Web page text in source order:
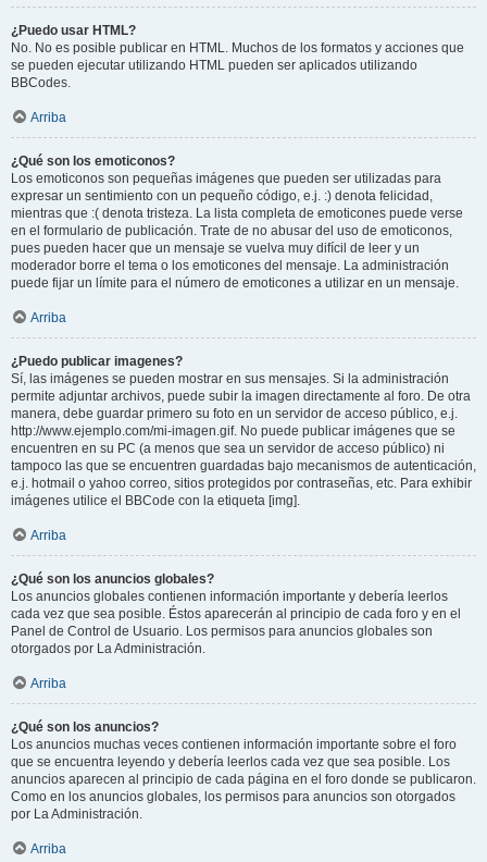
¿Puedo usar HTML?
No. No es posible publicar en HTML. Muchos de los formatos y acciones que
se pueden ejecutar utilizando HTML pueden ser aplicados utilizando
BBCodes.
Arriba
¿Qué son los emoticonos?
Los emoticonos son pequeñas imágenes que pueden ser utilizadas para
expresar un sentimiento con un pequeño código, e.j. :) denota felicidad,
mientras que :( denota tristeza. La lista completa de emoticones puede verse
en el formulario de publicación. Trate de no abusar del uso de emoticonos,
pues pueden hacer que un mensaje se vuelva muy difícil de leer y un
moderador borre el tema o los emoticones del mensaje. La administración
puede fijar un límite para el número de emoticones a utilizar en un mensaje.
Arriba
¿Puedo publicar imagenes?
Sí, las imágenes se pueden mostrar en sus mensajes. Si la administración
permite adjuntar archivos, puede subir la imagen directamente al foro. De otra
manera, debe guardar primero su foto en un servidor de acceso público, e.j.
http://www.ejemplo.com/mi-imagen.gif. No puede publicar imágenes que se
encuentren en su PC (a menos que sea un servidor de acceso público) ni
tampoco las que se encuentren guardadas bajo mecanismos de autenticación,
e.j. hotmail o yahoo correo, sitios protegidos por contraseñas, etc. Para exhibir
imágenes utilice el BBCode con la etiqueta [img].
Arriba
¿Qué son los anuncios globales?
Los anuncios globales contienen información importante y debería leerlos
cada vez que sea posible. Éstos aparecerán al principio de cada foro y en el
Panel de Control de Usuario. Los permisos para anuncios globales son
otorgados por La Administración.
Arriba
¿Qué son los anuncios?
Los anuncios muchas veces contienen información importante sobre el foro
que se encuentra leyendo y debería leerlos cada vez que sea posible. Los
anuncios aparecen al principio de cada página en el foro donde se publicaron.
Como en los anuncios globales, los permisos para anuncios son otorgados
por La Administración.
Arriba